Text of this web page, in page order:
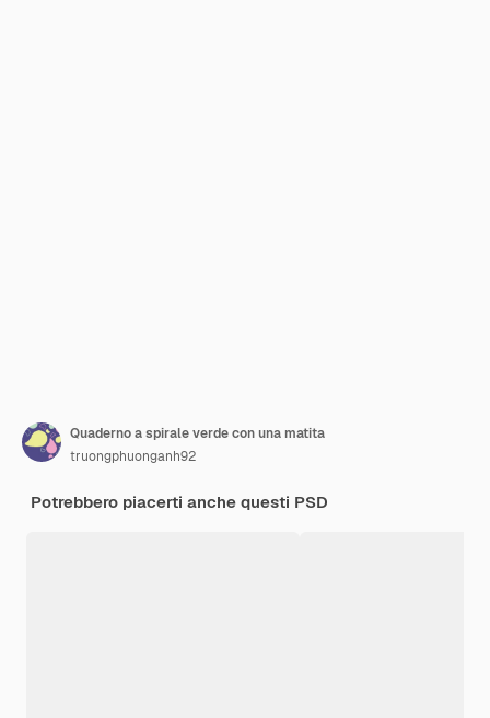
Quaderno a spirale verde con una matita
truongphuonganh92
Potrebbero piacerti anche questi PSD